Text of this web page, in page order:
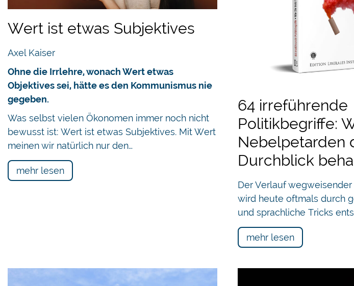
Wert ist etwas Subjektives
Axel Kaiser
Ohne die Irrlehre, wonach Wert etwas
Objektives sei, hätte es den Kommunismus nie
gegeben.
Was selbst vielen Ökonomen immer noch nicht
bewusst ist: Wert ist etwas Subjektives. Mit Wert
meinen wir natürlich nur den…
mehr lesen
64 irreführende
Politikbegriffe:
Nebelpetarden
Durchblick
Der Verlauf
wird heute oftmals durch
und sprachliche Tricks
mehr lesen